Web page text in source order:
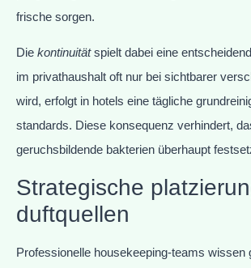
frische sorgen.
Die kontinuitätspielt dabei eine
im privathaushalt oft nur bei sichtbarer
wird, erfolgt in hotels eine tägliche
standards. Diese konsequenz verhindert,
geruchsbildende bakterien überhaupt
Strategische
duftquellen
Professionelle housekeeping-teams wissen